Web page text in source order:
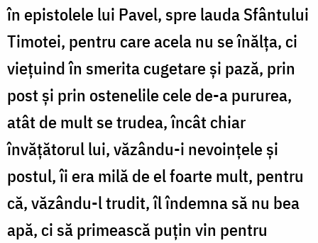
în epistolele lui Pavel, spre lauda Sfântului
Timotei, pentru care acela nu se înălța, ci
viețuind în smerita cugetare și pază, prin
post și prin ostenelile cele de-a pururea,
atât de mult se trudea, încât chiar
învățătorul lui, văzându-i nevoințele și
postul, îi era milă de el foarte mult, pentru
că, văzându-l trudit, îl îndemna să nu bea
apă, ci să primească puțin vin pentru